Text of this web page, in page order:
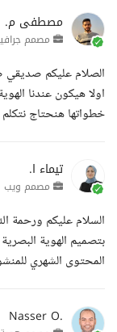
مصطفى م.
مصمم
الصلام عليكم صديقي
اولا هيكون عندنا
خطواتها هنحتاج
تيماء ا.
مصمم ويب
السلام عليكم ورحمة
بتصميم الهوية
المحتوى الشهري
Nasser O.